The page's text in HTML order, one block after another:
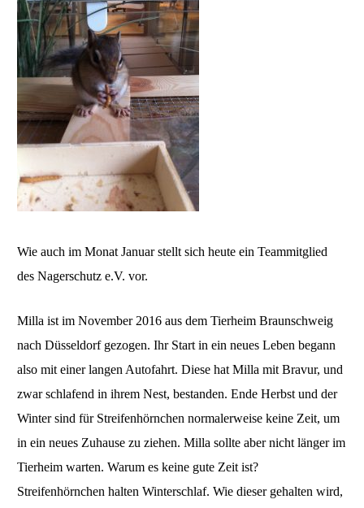
Wie auch im Monat Januar stellt sich heute ein Teammitglied
des Nagerschutz e.V. vor.
Milla ist im November 2016 aus dem Tierheim Braunschweig
nach Düsseldorf gezogen. Ihr Start in ein neues Leben begann
also mit einer langen Autofahrt. Diese hat Milla mit Bravur, und
zwar schlafend in ihrem Nest, bestanden. Ende Herbst und der
Winter sind für Streifenhörnchen normalerweise keine Zeit, um
in ein neues Zuhause zu ziehen. Milla sollte aber nicht länger im
Tierheim warten. Warum es keine gute Zeit ist?
Streifenhörnchen halten Winterschlaf. Wie dieser gehalten wird,